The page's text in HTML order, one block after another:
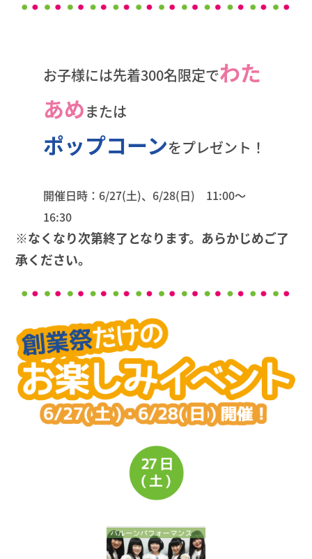
お子様には先着300名限定でわた
あめまたは
ポップコーンをプレゼント！
開催日時：6/27(土)、6/28(日) 11:00〜
16:30
※なくなり次第終了となります。あらかじめご了
承ください。